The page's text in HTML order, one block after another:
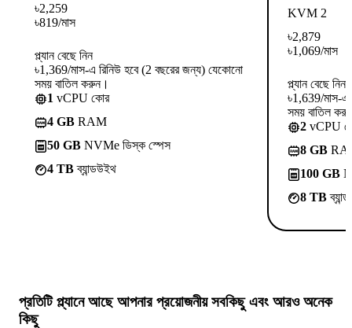
৳2,259
৳819/মাস
প্ল্যান বেছে নিন
৳1,369/মাস-এ রিনিউ হবে (2 বছরের জন্য) যেকোনো
সময় বাতিল করুন।
1 vCPU কোর
4 GB RAM
50 GB NVMe ডিস্ক স্পেস
4 TBব্যান্ডউইথ
KVM 2
৳2,879
৳1,069/মাস
প্ল্যান বেছে নিন
৳1,639/মাস-এ
সময় বাতিল
2 vCPU
8 GB
100 GB
8 TB
প্রতিটি প্ল্যানে আছেআপনার প্রয়োজনীয় সবকিছুএবং আরও অনেক
কিছু